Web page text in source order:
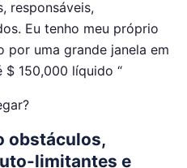
responsáveis,
Eu tenho meu próprio
por uma grande janela em
$ 150,000 líquido “
obstáculos,
limitantes e